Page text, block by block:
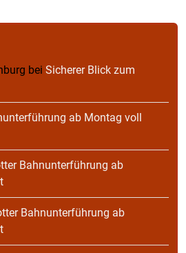
bei Sicherer Blick zum
ab Montag voll
Bahnunterführung ab
Bahnunterführung ab